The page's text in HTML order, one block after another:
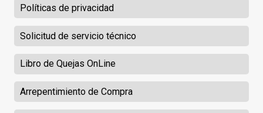
Políticas de privacidad
Solicitud de servicio técnico
Libro de Quejas OnLine
Arrepentimiento de Compra